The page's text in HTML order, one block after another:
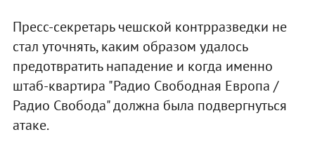
Пресс-секретарь чешской контрразведки не
стал уточнять, каким образом удалось
предотвратить нападение и когда именно
штаб-квартира "Радио Свободная Европа /
Радио Свобода" должна была подвергнуться
атаке.